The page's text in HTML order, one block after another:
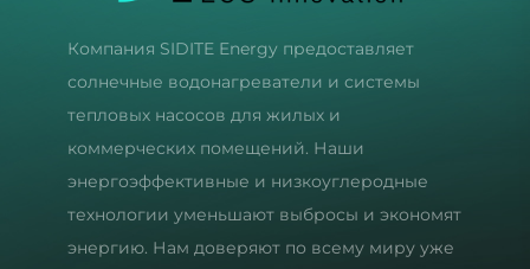
Компания SIDITE Energy предоставляет
солнечные водонагреватели и системы
тепловых насосов для жилых и
коммерческих помещений. Наши
энергоэффективные и низкоуглеродные
технологии уменьшают выбросы и экономят
энергию. Нам доверяют по всему миру уже